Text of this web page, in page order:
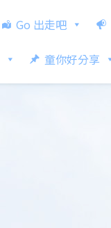
Go 出走吧
童你好分享